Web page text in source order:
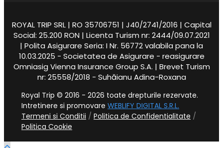
ROYAL TRIP SRL | RO 35706751 | J40/2741/2016 | Capital
Social: 25.200 RON | Licenta Turism nr: 2444/09.07.2021
| Polita Asigurare Seria: I Nr. 56772 valabila pana la
10.03.2025 - Societatea de Asigurare - reasigurare
Omniasig Vienna Insurance Group S.A. | Brevet Turism
nr: 25558/2018 - Suhăianu Adina-Roxana
Royal Trip © 2016 - 2026 toate drepturile rezervate.
Intretinere si promovare WEBLIFY DIGITAL S.R.L.
Termeni si Conditii / Politica de Confidentialitate /
Politica Cookie